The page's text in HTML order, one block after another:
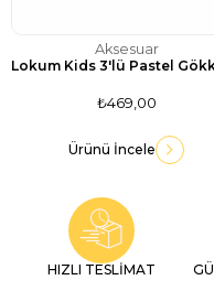
Aksesuar
₺469,00
Ürünü İncele
HIZLI TESLİMAT